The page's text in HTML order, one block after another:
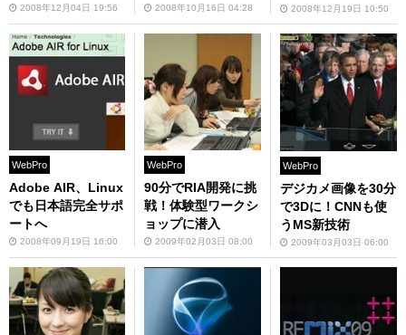
2008年12月04日 19:56 2008年10月16日 04:28 2008年12月19日 10:50
WebPro
Adobe AIR、Linux
でも日本語完全サポ
ートへ
2008年09月19日 16:00
WebPro
90分でRIA開発に挑
戦！体験型ワークシ
ョップに潜入
2009年02月03日 08:00
WebPro
デジカメ画像を30分
で3Dに！CNNも使
うMS新技術
2009年03月03日 06:00